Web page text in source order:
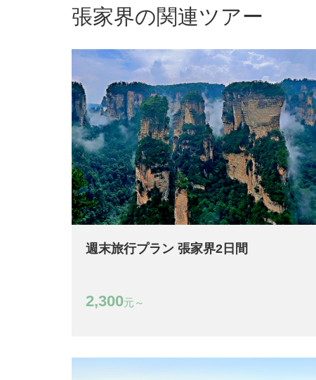
張家界の関連ツアー
週末旅行プラン 張家界2日間
2,300元～